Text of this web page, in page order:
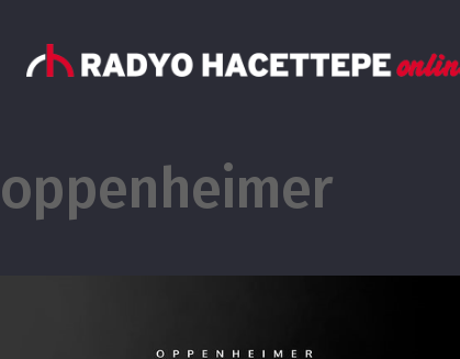
oppenheimer